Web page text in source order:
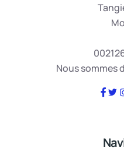
Nous sommes